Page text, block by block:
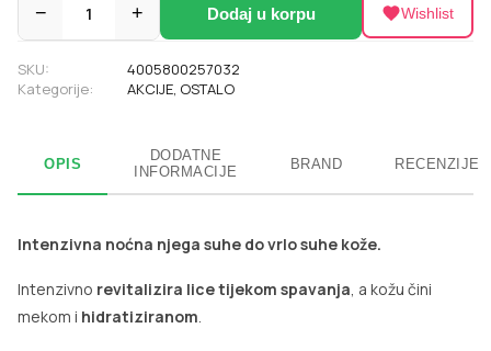
− 1 + Dodaj u korpu Wishlist
SKU:
4005800257032
Kategorije:
AKCIJE, OSTALO
OPIS
DODATNE
INFORMACIJE
BRAND RECENZIJE
Intenzivna noćna njega suhe do vrlo suhe kože.
Intenzivno revitalizira lice tijekom spavanja, a kožu čini
mekom i hidratiziranom.